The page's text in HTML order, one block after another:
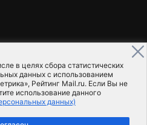
в целях сбора статистических
данных с использованием
Рейтинг Mail.ru. Если Вы не
использование данного
данных)
МедиаПоток
Пользовательское соглашение